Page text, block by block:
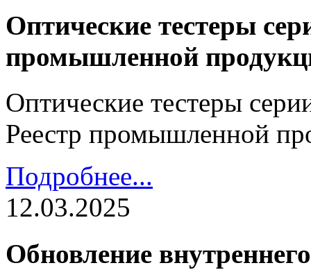
Оптические тестеры
промышленной
Оптические тестеры
Реестр промышленной
Подробнее...
12.03.2025
Обновление